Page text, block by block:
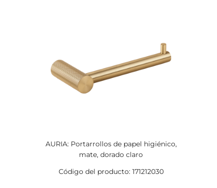
AURIA: Portarrollos de papel higiénico,
mate, dorado claro
Código del producto: 171212030